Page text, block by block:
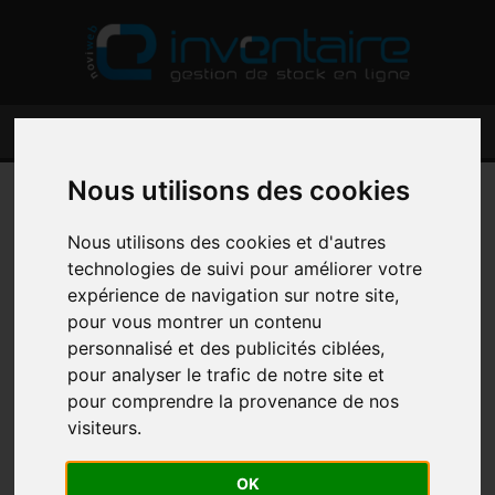
Nous utilisons des cookies
Nous utilisons des cookies et d'autres
technologies de suivi pour améliorer votre
expérience de navigation sur notre site,
pour vous montrer un contenu
personnalisé et des publicités ciblées,
pour analyser le trafic de notre site et
pour comprendre la provenance de nos
visiteurs.
OK
LOGICIEL DE GESTION POUR
ANTIQUAIRES ET BROCANTEURS :
SIMPLIFIEZ VOTRE CONFORMITÉ,
MAÎTRISEZ VOS MARGES
Que vous soyez antiquaire ou brocanteur, votre quotidien est fait de
recherche, d'expertise et de passion pour des pièces uniques. Mais
cette passion est souvent freinée par une réalité administrative
livre de police